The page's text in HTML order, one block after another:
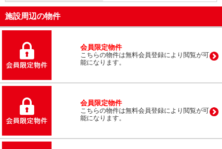
施設周辺の物件
会員限定物件
こちらの物件は無料会員登録により閲覧が可
能になります。
会員限定物件
こちらの物件は無料会員登録により閲覧が可
能になります。